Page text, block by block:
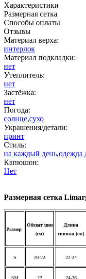
Характеристики
Размерная сетка
Способы оплаты
Отзывы
Материал верха:
интерлок
Материал подкладки:
нет
Утеплитель:
нет
Застёжка:
нет
Погода:
солнце,сухо
Украшения/детали:
принт
Стиль:
на каждый день,одежда
Капюшон:
Нет
Размерная сетка
Размер
Обхват шеи
(см)
Длина
спинки (см)
S 20-22 22-24
SM 22 24-26